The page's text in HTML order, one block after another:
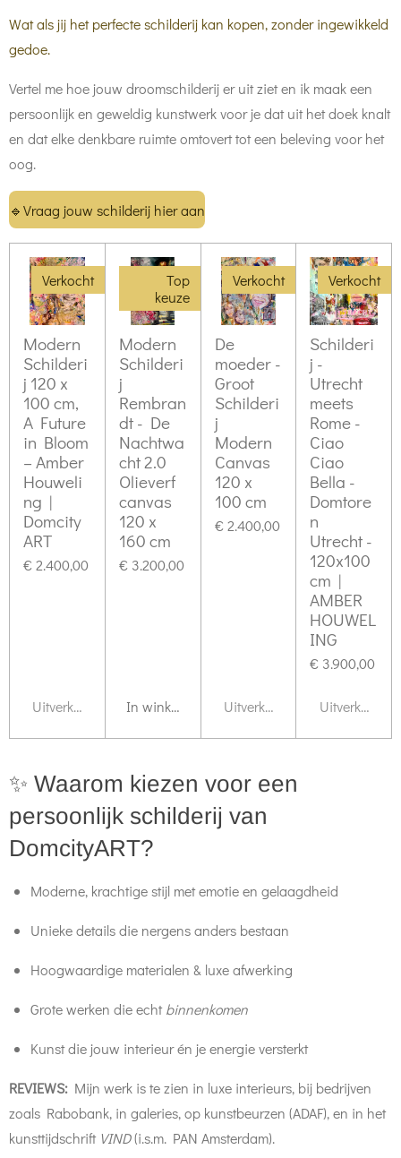
Wat als jij het perfecte schilderij kan kopen, zonder ingewikkeld
gedoe.
Vertel me hoe jouw droomschilderij er uit ziet en ik maak een
persoonlijk en geweldig kunstwerk voor je dat uit het doek knalt
en dat elke denkbare ruimte omtovert tot een beleving voor het
oog.
🔹Vraag jouw schilderij hier aan
Verkocht
Modern
Schilderi
j 120 x
100 cm,
A Future
in Bloom
– Amber
Houweli
ng |
Domcity
ART
€ 2.400,00
Uitverkocht
Top
keuze
Modern
Schilderi
j
Rembran
dt - De
Nachtwa
cht 2.0
Olieverf
canvas
120 x
160 cm
€ 3.200,00
In winkelwagen
Verkocht
De
moeder -
Groot
Schilderi
j
Modern
Canvas
120 x
100 cm
€ 2.400,00
Uitverkocht
Verkocht
Schilderi
j -
Utrecht
meets
Rome -
Ciao
Ciao
Bella -
Domtore
n
Utrecht -
120x100
cm |
AMBER
HOUWEL
ING
€ 3.900,00
Uitverkocht
✨ Waarom kiezen voor een
persoonlijk schilderij van
DomcityART?
Moderne, krachtige stijl met emotie en gelaagdheid
Unieke details die nergens anders bestaan
Hoogwaardige materialen & luxe afwerking
Grote werken die echtbinnenkomen
Kunst die jouw interieur én je energie versterkt
REVIEWS: Mijn werk is te zien in luxe interieurs, bij bedrijven
zoals Rabobank, in galeries, op kunstbeurzen (ADAF), en in het
kunsttijdschrift VIND(i.s.m. PAN Amsterdam).